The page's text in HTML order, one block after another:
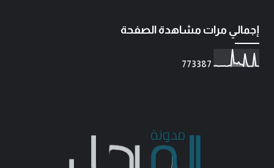
إجمالي مرات مشاهدة الصفحة
773387